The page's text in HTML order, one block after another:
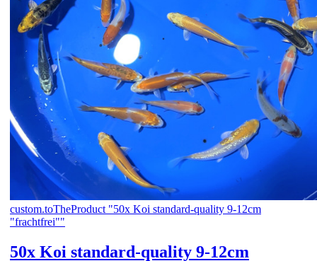
custom.toTheProduct "50x Koi standard-quality 9-12cm
"frachtfrei""
50x Koi standard-quality 9-12cm